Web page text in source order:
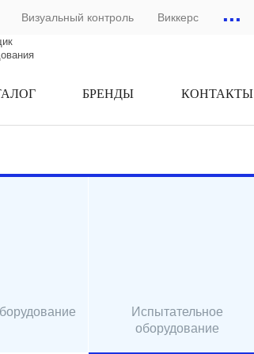
Визуальный контроль Виккерс ...
БРЕНДЫ КОНТАКТЫ
Испытательное
оборудование